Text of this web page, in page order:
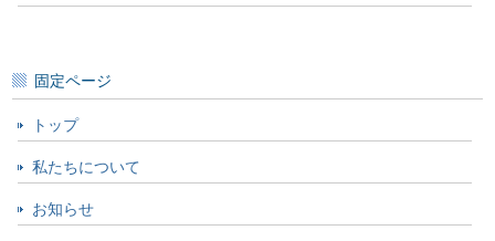
固定ページ
トップ
私たちについて
お知らせ